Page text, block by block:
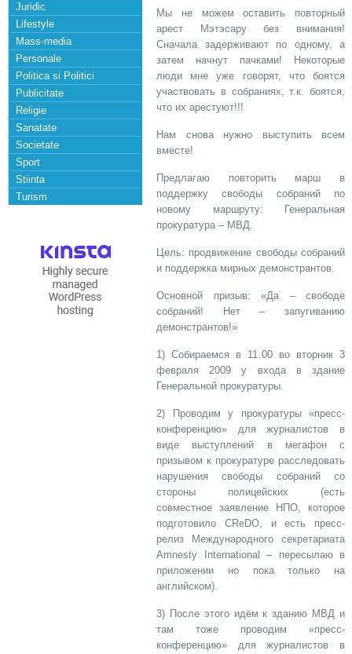
Juridic
Lifestyle
Mass-media
Personale
Politica si Politici
Publicitate
Religie
Sanatate
Societate
Sport
Stiinta
Turism
Мы не можем оставить повторный
арест Мэтэсару без внимания!
Сначала задерживают по одному, а
затем начнут пачками! Некоторые
люди мне уже говорят, что боятся
участвовать в собраниях, т.к. боятся,
что их арестуют!!!
Нам снова нужно выступить всем
вместе!
Предлагаю повторить марш в
поддержку свободы собраний по
новому маршруту: Генеральная
прокуратура – МВД.
Цель: продвижение свободы собраний
и поддержка мирных демонстрантов.
Основной призыв: «Да – свободе
собраний! Нет – запугиванию
демонстрантов!»
1) Собираемся в 11.00 во вторник 3
февраля 2009 у входа в здание
Генеральной прокуратуры.
2) Проводим у прокуратуры «пресс-
конференцию» для журналистов в
виде выступлений в мегафон с
призывом к прокуратуре расследовать
нарушения свободы собраний со
стороны полицейских (есть
совместное заявление НПО, которое
подготовило CReDO, и есть пресс-
релиз Международного секретариата
Amnesty International – пересылаю в
приложении но пока только на
английском).
3) После этого идём к зданию МВД и
там тоже проводим «пресс-
конференцию» для журналистов в